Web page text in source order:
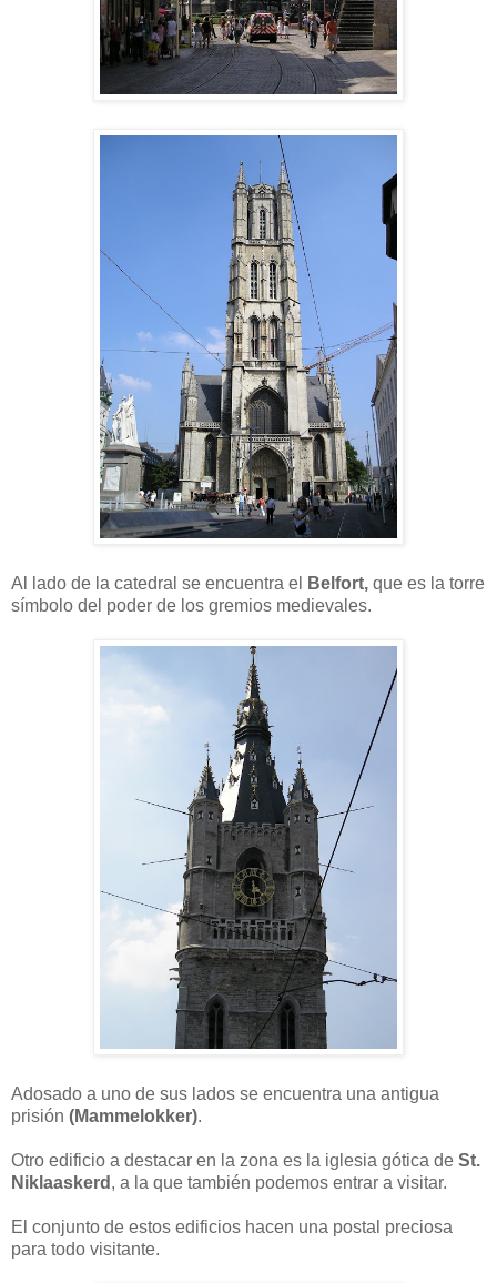
Al lado de la catedral se encuentra el Belfort, que es la torre
símbolo del poder de los gremios medievales.
Adosado a uno de sus lados se encuentra una antigua
prisión (Mammelokker).
Otro edificio a destacar en la zona es la iglesia gótica de St.
Niklaaskerd , a la que también podemos entrar a visitar.
El conjunto de estos edificios hacen una postal preciosa
para todo visitante.